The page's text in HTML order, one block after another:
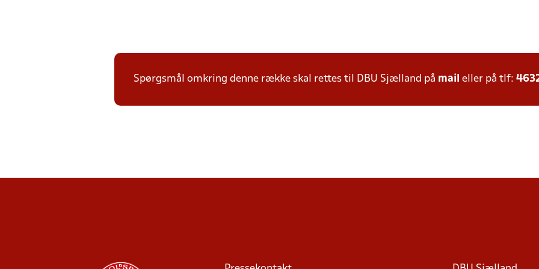
Spørgsmål omkring denne række skal rettes til DBU Sjælland på mail eller på tlf: